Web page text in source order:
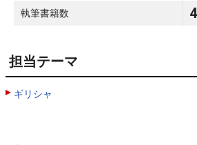
執筆書籍数 4
担当テーマ
ギリシャ